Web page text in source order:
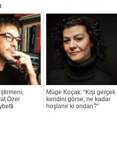
Özer
Müge Koçak: “Kişi gerçek
kendini görse, ne kadar
hoşlanır ki ondan?”